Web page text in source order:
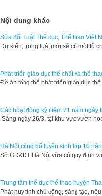
Nội dung khác
Sửa đổi Luật Thể dục, Thể thao Việt
Dự kiến, trong luật mới sẽ có một tổ
Phát triển giáo dục thể chất và thể
Đề án tổng thể phát triển giáo dục
Các hoạt động kỷ niệm 71 năm ngày
Sáng ngày 26/3, tại khu vực vườn
Hà Nội công bố tuyển sinh lớp 10
Sở GD&ĐT Hà Nội vừa có quy định
Trung tâm thể dục thể thao huyện
Phát huy tính chủ động, sáng tạo,